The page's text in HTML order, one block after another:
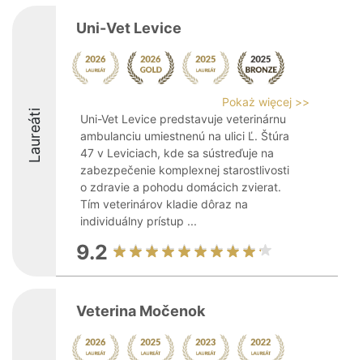
Laureáti
Uni-Vet Levice
Pokaż więcej >>
Uni-Vet Levice predstavuje veterinárnu
ambulanciu umiestnenú na ulici Ľ. Štúra
47 v Leviciach, kde sa sústreďuje na
zabezpečenie komplexnej starostlivosti
o zdravie a pohodu domácich zvierat.
Tím veterinárov kladie dôraz na
individuálny prístup ...
9.2
Veterina Močenok